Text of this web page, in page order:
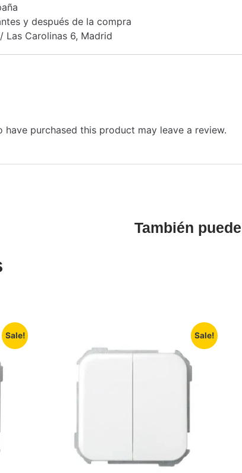
y después de la compra
Las Carolinas 6, Madrid
have purchased this product may leave a review.
También
Sale! Sale!